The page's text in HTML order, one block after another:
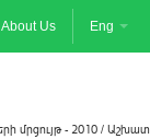
About Us Eng
մրցույթ - 2010 /